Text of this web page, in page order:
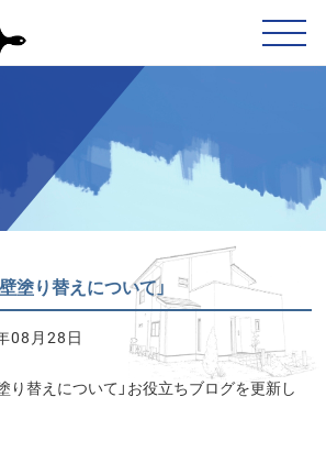
塗り替えについて」
08月28日
り替えについて」お役立ちブログを更新し